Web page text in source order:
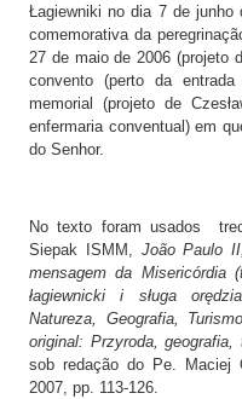
Łagiewniki no dia 7 de
comemorativa da
27 de maio de 2006 (projeto
convento (perto da
memorial (projeto de
enfermaria conventual) em
do Senhor.
No texto foram usados
Siepak ISMM, João Paulo
mensagem da Misericórdia
łagiewnicki i sługa
Natureza, Geografia,
original: Przyroda,
sob redação do Pe. Maciej
2007, pp. 113-126.